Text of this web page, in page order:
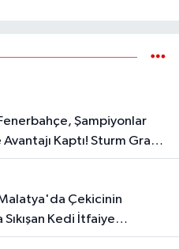
Kaptı! Sturm Graz'ı
Etti
Sıkışan Kedi İtfaiye
Kurtarıldı